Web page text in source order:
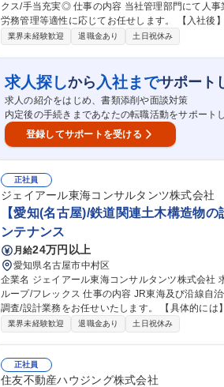
クス/手当充実◎ 仕事の内容 当社管理部門にて人事業務を中心にお任せします。各種人事制度の運用、中途採用・
労務管理等適性に応じてお任せします。 【入社後】人事課は全部で約10名。経験豊富な先輩社員がフォローしま
すので、人事業務微経験の方でも安心ください。
手当）がございます。 募集職種
業界未経験歓迎 退職金あり 土日祝休み
求人探しから 入社までサポート
求人の紹介をはじめ、書類添削や面談対策
内定後の手続きまであなたの転職活動をサポート
登録してサポートを受ける
正社員
ジェイアール東海コンサルタンツ株式会社
【愛知(名古屋)/鉄道関連土木構造物
ンテナンス
月給24万円以上
愛知県名古屋市中村区
企業名 ジェイアール東海コンサルタンツ株式会社 求人名 【愛知(名古屋)/鉄道関連土木構造物の設計】JR東海グ
ループ/フレックス 仕事の内容 JR東海及び沿線自治体・インフラ事業者等が発注する鉄道関連土木構造物の計画/
調査/設計業務をお任せいたします。 【具体的には】 ■鉄道高架橋・橋梁・駅設備改良・配線計画、道路や河川等
の鉄道横断構造物の計画・設計業務 ■構造物の概
海道新幹線・在来線や沿線自治体のインフラ整備
積めます。 募集職種 【愛知(名古屋)/鉄道関
業界未経験歓迎 退職金あり 土日祝休み
正社員
住友不動産ハウジング株式会社